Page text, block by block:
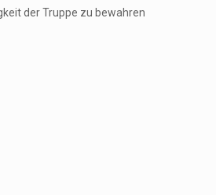
der Truppe zu bewahren